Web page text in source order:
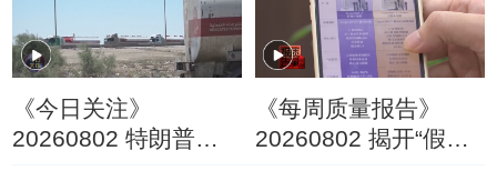
《今日关注》
20260802 特朗普叫
《每周质量报告》
20260802 揭开“假洋